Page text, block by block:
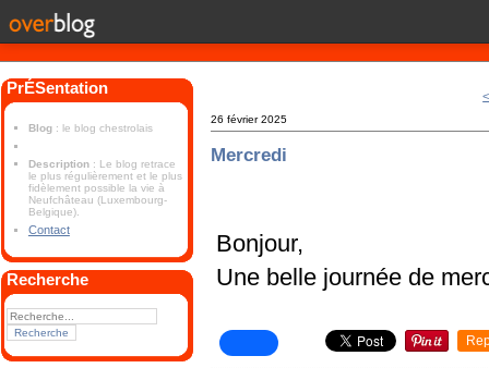
PrÉSentation
Blog : le blog chestrolais
Description : Le blog retrace
le plus régulièrement et le plus
fidèlement possible la vie à
Neufchâteau (Luxembourg-
Belgique).
Contact
Recherche
26 février 2025
Mercredi
Bonjour,
Une belle journée de